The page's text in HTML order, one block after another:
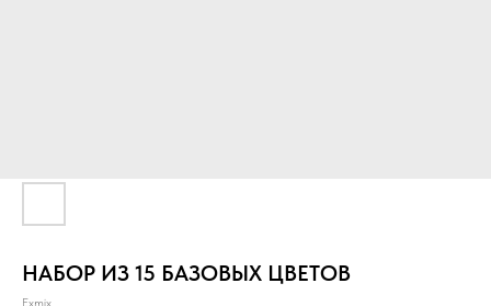
НАБОР ИЗ 15 БАЗОВЫХ ЦВЕТОВ
Exmix